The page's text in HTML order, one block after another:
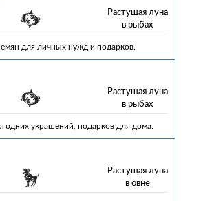
Растущая луна
в рыбах
для личных нужд и подарков.
Растущая луна
в рыбах
украшений, подарков для дома.
Растущая луна
в овне